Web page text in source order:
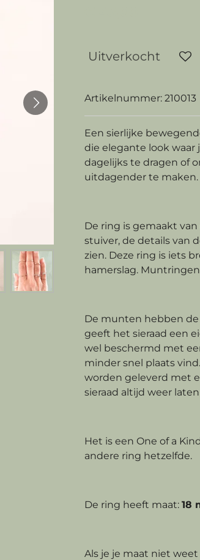
Uitverkocht
Artikelnummer: 210013
Een sierlijke
die elegante look waar
dagelijks te dragen of
uitdagender te maken.
De ring is gemaakt
stuiver, de details van
zien. Deze ring is iets
hamerslag.
De munten hebben
geeft het sieraad een
wel beschermd met
minder snel plaats
worden geleverd met
sieraad altijd weer
Het is een One of a
andere ring hetzelfde.
De ring heeft maat: 18
Als je je maat niet